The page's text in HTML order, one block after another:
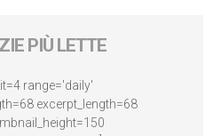
PIÙ LETTE
range='daily'
excerpt_length=68